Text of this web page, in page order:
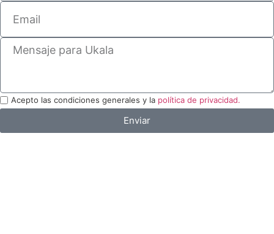
Acepto las condiciones generales y la política de privacidad.
Enviar